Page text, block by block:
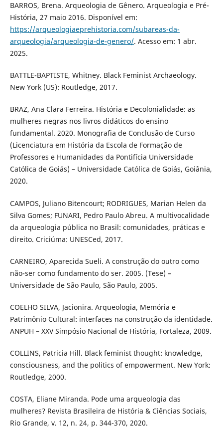
BARROS, Brena. Arqueologia de Gênero. Arqueologia e Pré-
História, 27 maio 2016. Disponível em:
https://arqueologiaeprehistoria.com/subareas-da-
arqueologia/arqueologia-de-genero/. Acesso em: 1 abr.
2025.
BATTLE-BAPTISTE, Whitney. Black Feminist Archaeology.
New York (US): Routledge, 2017.
BRAZ, Ana Clara Ferreira. História e Decolonialidade: as
mulheres negras nos livros didáticos do ensino
fundamental. 2020. Monografia de Conclusão de Curso
(Licenciatura em História da Escola de Formação de
Professores e Humanidades da Pontifícia Universidade
Católica de Goiás) – Universidade Católica de Goiás, Goiânia,
2020.
CAMPOS, Juliano Bitencourt; RODRIGUES, Marian Helen da
Silva Gomes; FUNARI, Pedro Paulo Abreu. A multivocalidade
da arqueologia pública no Brasil: comunidades, práticas e
direito. Criciúma: UNESCed, 2017.
CARNEIRO, Aparecida Sueli. A construção do outro como
não-ser como fundamento do ser. 2005. (Tese) –
Universidade de São Paulo, São Paulo, 2005.
COELHO SILVA, Jacionira. Arqueologia, Memória e
Patrimônio Cultural: interfaces na construção da identidade.
ANPUH – XXV Simpósio Nacional de História, Fortaleza, 2009.
COLLINS, Patricia Hill. Black feminist thought: knowledge,
consciousness, and the politics of empowerment. New York:
Routledge, 2000.
COSTA, Eliane Miranda. Pode uma arqueologia das
mulheres? Revista Brasileira de História & Ciências Sociais,
Rio Grande, v. 12, n. 24, p. 344-370, 2020.